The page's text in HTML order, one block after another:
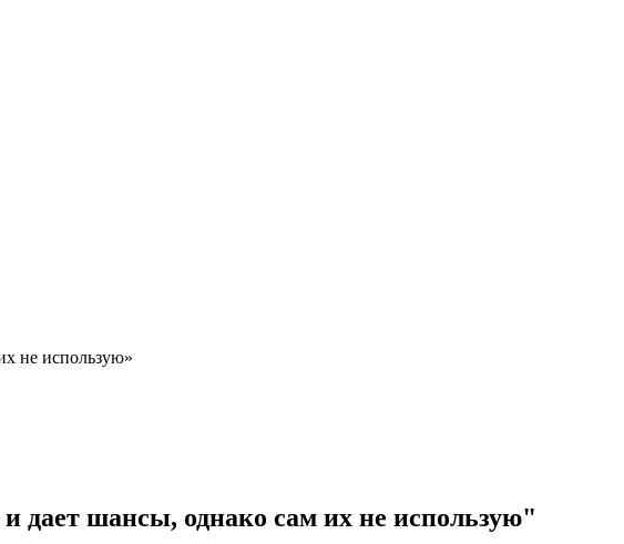
не использую»
дает шансы, однако сам их не использую"